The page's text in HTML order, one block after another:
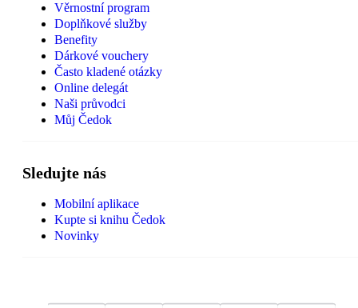
Věrnostní program
Doplňkové služby
Benefity
Dárkové vouchery
Často kladené otázky
Online delegát
Naši průvodci
Můj Čedok
Sledujte nás
Mobilní aplikace
Kupte si knihu Čedok
Novinky